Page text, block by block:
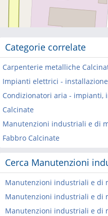
Categorie correlate
Carpenterie metalliche
Impianti elettrici -
Condizionatori aria - impianti,
Calcinate
Manutenzioni industriali e di
Fabbro Calcinate
Cerca Manutenzioni
Manutenzioni industriali e di
Manutenzioni industriali e di
Manutenzioni industriali e di